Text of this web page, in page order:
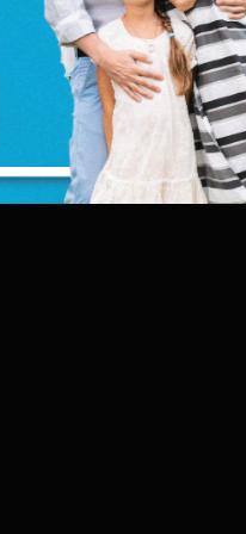
usług.
cookies odpowiadają na
dostosowania Twoich
formularzy. Dzięki
działać bez zakłóceń.
i
typu pliki cookies